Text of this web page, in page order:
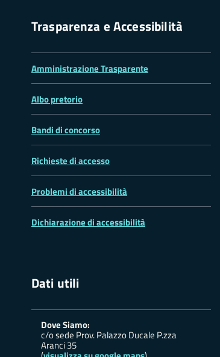
Trasparenza e Accessibilità
Amministrazione Trasparente
Albo pretorio
Bandi di concorso
Richieste di accesso
Problemi di accessibilità
Dichiarazione di accessibilità
Dati utili
Dove Siamo:
c/o sede Prov. Palazzo Ducale P.zza
Aranci 35